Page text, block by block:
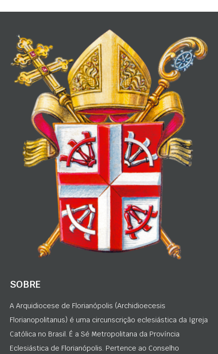
SOBRE
A Arquidiocese de Florianópolis (Archidioecesis
Florianopolitanus) é uma circunscrição eclesiástica da Igreja
Católica no Brasil. É a Sé Metropolitana da Província
Eclesiástica de Florianópolis. Pertence ao Conselho